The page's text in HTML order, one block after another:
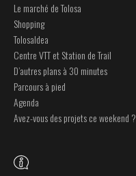
Le marché de Tolosa
Shopping
Tolosaldea
Centre VTT et Station de Trail
D’autres plans à 30 minutes
Parcours à pied
Agenda
Avez-vous des projets ce weekend ?